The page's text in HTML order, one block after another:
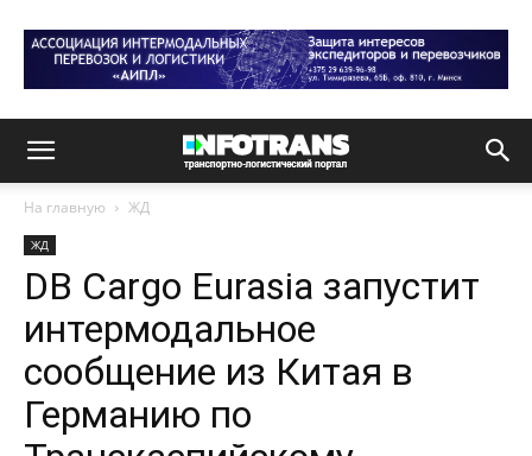
На главную ЖД
ЖД
DB Cargo Eurasia запустит
интермодальное
сообщение из Китая в
Германию по